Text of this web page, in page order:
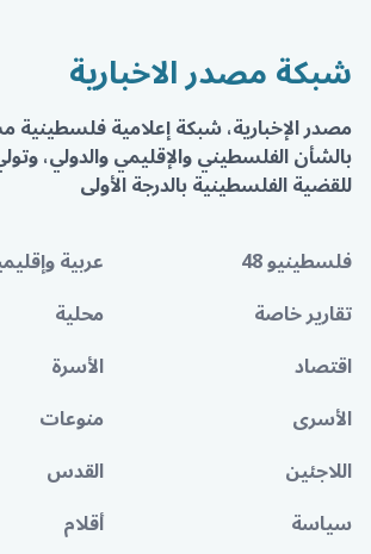
شبكة مصدر الاخبارية
مصدر الإخبارية، شبكة إعلامية فلسطينية
بالشأن الفلسطيني والإقليمي والدولي،
للقضية الفلسطينية بالدرجة الأولى
فلسطينيو 48
عربية
تقارير خاصة
محلية
اقتصاد
الأسرة
الأسرى
منوعات
اللاجئين
القدس
سياسة
أقلام